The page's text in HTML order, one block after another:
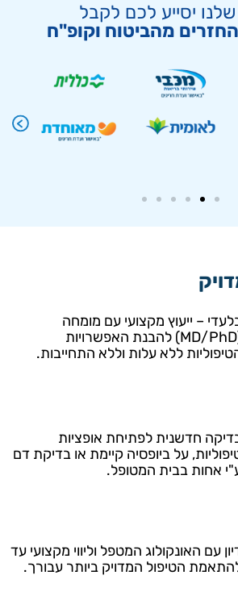
יסייע לכם לקבל
מהביטוח וקופ"ח
– ייעוץ מקצועי עם מומחה
(MD/PhD) להבנת האפשרויות
ללא עלות וללא התחייבות.
חדשנית לפתיחת אופציות
על ביופסיה קיימת או בדיקת דם
אחות בבית המטופל.
עם האונקולוג המטפל וליווי מקצועי עד
הטיפול המדויק ביותר עבורך.